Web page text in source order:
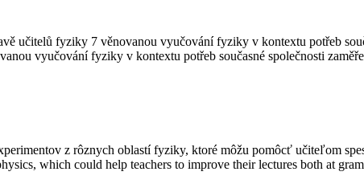
učitelů fyziky 7 věnovanou vyučování fyziky v kontextu potřeb
vyučování fyziky v kontextu potřeb současné společnosti
z rôznych oblastí fyziky, ktoré môžu pomôcť učiteľom
which could help teachers to improve their lectures both at